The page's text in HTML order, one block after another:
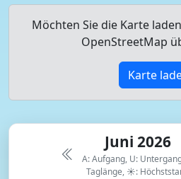
Möchten Sie die Karte
OpenStreetMap
Karte
Juni 2026
A: Aufgang, U:
Taglänge, ☀: